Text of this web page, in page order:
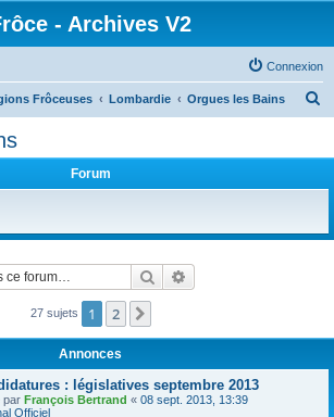
- Archives V2
Connexion
Frôceuses Lombardie Orgues les Bains
Forum
Rechercher
27 sujets 1 2
Annonces
: législatives septembre 2013
par François Bertrand « 08 sept. 2013, 13:39
Officiel